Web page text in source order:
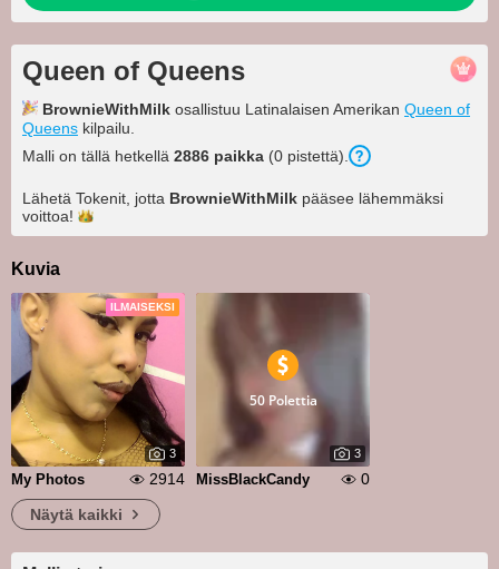
Queen of Queens
BrownieWithMilk osallistuu Latinalaisen Amerikan Queen of
Queens kilpailu.
Malli on tällä hetkellä 2886 paikka (0 pistettä).
Lähetä Tokenit, jotta BrownieWithMilk pääsee lähemmäksi
voittoa!
Kuvia
ILMAISEKSI
3
My Photos 2914
50 Polettia
3
MissBlackCandy
0
Näytä kaikki